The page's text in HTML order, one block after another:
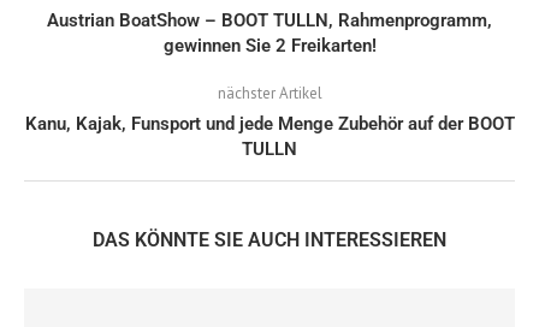
Austrian BoatShow – BOOT TULLN, Rahmenprogramm,
gewinnen Sie 2 Freikarten!
nächster Artikel
Kanu, Kajak, Funsport und jede Menge Zubehör auf der BOOT
TULLN
DAS KÖNNTE SIE AUCH INTERESSIEREN